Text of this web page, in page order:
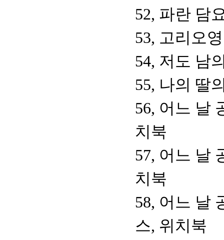
52, 파란 담
53, 고리오
54, 저도 남
55, 나의 딸
56, 어느 날
치북
57, 어느 날
치북
58, 어느 날
스, 위치북